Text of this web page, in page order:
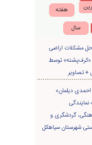
هفته
سال
مشکلات اراضی
«کرف‌پشته» توسط
+ تصاویر
احمدی دیلمان»
گردشگری و
شهرستان سیاهکل